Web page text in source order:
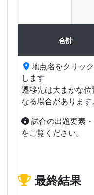
合計
地点名をクリッ
します
遷移先は大まかな
なる場合があります。
試合の出題要素
をご覧ください。
最終結果